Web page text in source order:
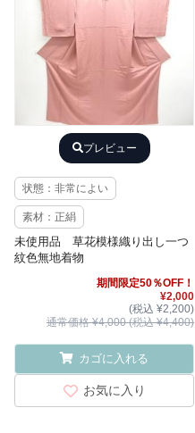
プレビュー
状態：非常によい
素材：正絹
未使用品 草花模様織り出し一つ
紋色無地着物
期間限定50％OFF！
¥2,000
(税込 ¥2,200)
通常価格 ¥4,000 (税込 ¥4,400)
カゴに入れる
お気に入り